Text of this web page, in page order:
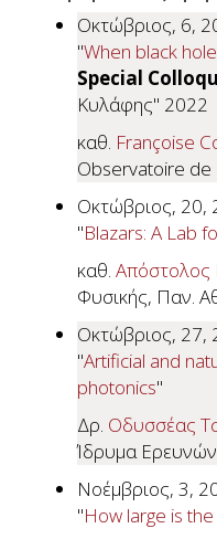
Οκτώβριος, 6,
"When black
Special
Κυλάφης" 2022
καθ. Françoise
Observatoire de
Οκτώβριος, 20,
"Blazars: A Lab
καθ. Απόστολος
Φυσικής, Παν.
Οκτώβριος, 27,
"Artificial and
photonics"
Δρ. Οδυσσέας
Ίδρυμα
Νοέμβριος, 3,
"How large is